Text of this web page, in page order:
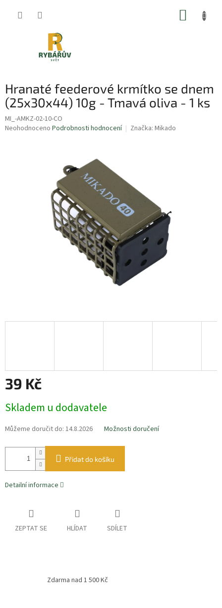
Hranaté feederové krmítko se dnem
(25x30x44) 10g - Tmavá oliva - 1 ks
MI_-AMKZ-02-10-CO
Průměrné
Neohodnoceno Podrobnosti hodnocení Značka: Mikado
39 Kč
cena:
Skladem u dodavatele
Můžeme doručit do: 14.8.2026 Možnosti doručení
Přidat do košíku
Detailní informace
ZEPTAT SE HLÍDAT SDÍLET
Zdarma nad 1 500 Kč